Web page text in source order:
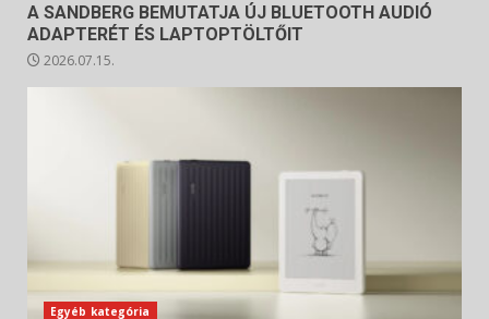
A SANDBERG BEMUTATJA ÚJ BLUETOOTH AUDIÓ
ADAPTERÉT ÉS LAPTOPTÖLTŐIT
2026.07.15.
Egyéb kategória